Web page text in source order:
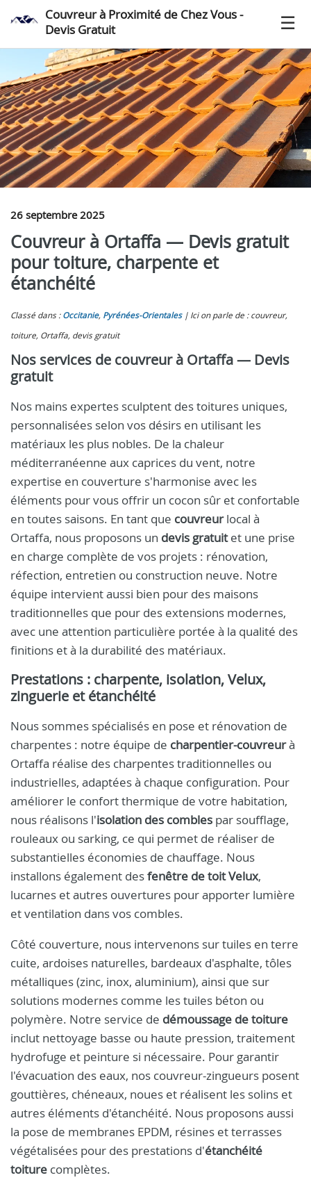
Couvreur à Proximité de Chez Vous -
Devis Gratuit
26 septembre 2025
Couvreur à Ortaffa — Devis gratuit
pour toiture, charpente et
étanchéité
Classé dans : Occitanie, Pyrénées-Orientales
Ici on parle de : couvreur,
toiture, Ortaffa, devis gratuit
Nos services de couvreur à Ortaffa — Devis
gratuit
Nos mains expertes sculptent des toitures uniques,
personnalisées selon vos désirs en utilisant les
matériaux les plus nobles. De la chaleur
méditerranéenne aux caprices du vent, notre
expertise en couverture s'harmonise avec les
éléments pour vous offrir un cocon sûr et confortable
en toutes saisons. En tant que couvreurlocal à
Ortaffa, nous proposons un devis gratuitet une prise
en charge complète de vos projets : rénovation,
réfection, entretien ou construction neuve. Notre
équipe intervient aussi bien pour des maisons
traditionnelles que pour des extensions modernes,
avec une attention particulière portée à la qualité des
finitions et à la durabilité des matériaux.
Prestations : charpente, isolation, Velux,
zinguerie et étanchéité
Nous sommes spécialisés en pose et rénovation de
charpentes : notre équipe de charpentier-couvreurà
Ortaffa réalise des charpentes traditionnelles ou
industrielles, adaptées à chaque configuration. Pour
améliorer le confort thermique de votre habitation,
nous réalisons l'isolation des combles par soufflage,
rouleaux ou sarking, ce qui permet de réaliser de
substantielles économies de chauffage. Nous
installons également desfenêtre de toit Velux,
lucarnes et autres ouvertures pour apporter lumière
et ventilation dans vos combles.
Côté couverture, nous intervenons sur tuiles en terre
cuite, ardoises naturelles, bardeaux d'asphalte, tôles
métalliques (zinc, inox, aluminium), ainsi que sur
solutions modernes comme les tuiles béton ou
polymère. Notre service de démoussage de toiture
inclut nettoyage basse ou haute pression, traitement
hydrofuge et peinture si nécessaire. Pour garantir
l'évacuation des eaux, nos couvreur-zingueurs posent
gouttières, chéneaux, noues et réalisent les solins et
autres éléments d'étanchéité. Nous proposons aussi
la pose de membranes EPDM, résines et terrasses
végétalisées pour des prestations d'étanchéité
toiture complètes.